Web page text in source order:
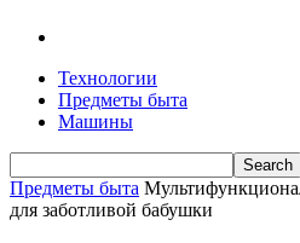
Технологии
Предметы быта
Машины
Предметы быта
для заботливой бабушки